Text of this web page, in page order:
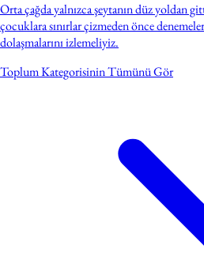
Orta çağda yalnızca şeytanın düz yoldan
çocuklara sınırlar çizmeden önce
dolaşmalarını izlemeliyiz.
Toplum Kategorisinin Tümünü Gör